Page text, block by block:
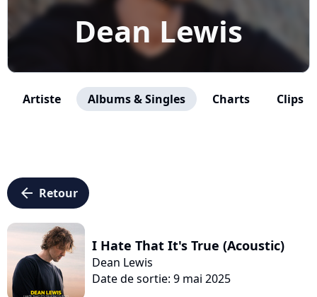
Dean Lewis
Artiste Albums & Singles Charts Clips
arrow_left Retour
I Hate That It's True (Acoustic)
Dean Lewis
Date de sortie: 9 mai 2025